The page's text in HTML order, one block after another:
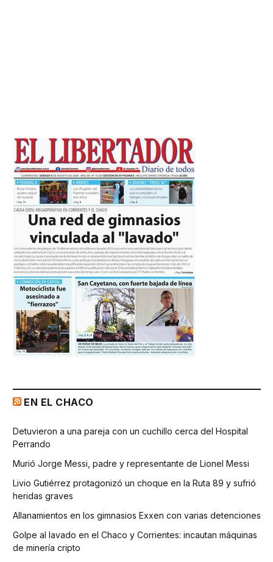
EN EL CHACO
Detuvieron a una pareja con un cuchillo cerca del Hospital
Perrando
Murió Jorge Messi, padre y representante de Lionel Messi
Livio Gutiérrez protagonizó un choque en la Ruta 89 y sufrió
heridas graves
Allanamientos en los gimnasios Exxen con varias detenciones
Golpe al lavado en el Chaco y Corrientes: incautan máquinas
de minería cripto